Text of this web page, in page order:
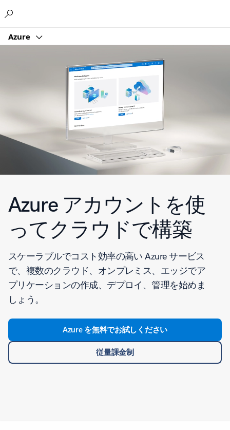
Azure
Azure アカウントを使
ってクラウドで構築
スケーラブルでコスト効率の高い Azure サービス
で、複数のクラウド、オンプレミス、エッジでア
プリケーションの作成、デプロイ、管理を始めま
しょう。
Azure を無料でお試しください
従量課金制